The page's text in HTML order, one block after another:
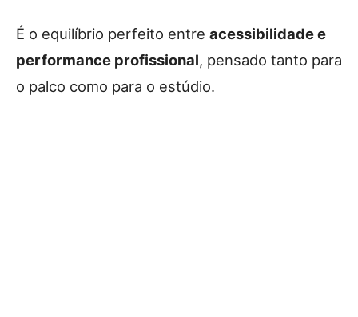
É o equilíbrio perfeito entre acessibilidade e
performance profissional, pensado tanto para
o palco como para o estúdio.